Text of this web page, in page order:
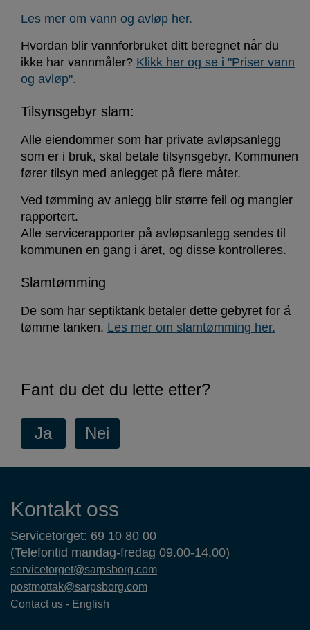
Les mer om vann og avløp her.
Hvordan blir vannforbruket ditt beregnet når du
ikke har vannmåler? Klikk her og se i "Priser vann
og avløp".
Tilsynsgebyr slam:
Alle eiendommer som har private avløpsanlegg
som er i bruk, skal betale tilsynsgebyr. Kommunen
fører tilsyn med anlegget på flere måter.
Ved tømming av anlegg blir større feil og mangler
rapportert.
Alle servicerapporter på avløpsanlegg sendes til
kommunen en gang i året, og disse kontrolleres.
Slamtømming
De som har septiktank betaler dette gebyret for å
tømme tanken. Les mer om slamtømming her.
Fant du det du lette etter?
Kontaktinformasjon
Kontakt oss
Servicetorget: 69 10 80 00
(Telefontid mandag-fredag 09.00-14.00)
servicetorget@sarpsborg.com
postmottak@sarpsborg.com
Contact us - English